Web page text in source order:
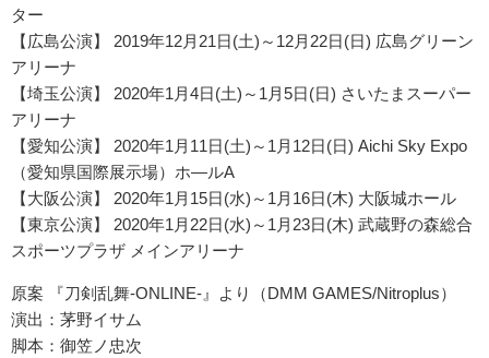
ター
【広島公演】 2019年12月21日(土)～12月22日(日) 広島グリーン
アリーナ
【埼玉公演】 2020年1月4日(土)～1月5日(日) さいたまスーパー
アリーナ
【愛知公演】 2020年1月11日(土)～1月12日(日) Aichi Sky Expo
（愛知県国際展示場）ホ―ルA
【大阪公演】 2020年1月15日(水)～1月16日(木) 大阪城ホール
【東京公演】 2020年1月22日(水)～1月23日(木) 武蔵野の森総合
スポーツプラザ メインアリーナ
原案 『刀剣乱舞-ONLINE-』より（DMM GAMES/Nitroplus）
演出：茅野イサム
脚本：御笠ノ忠次